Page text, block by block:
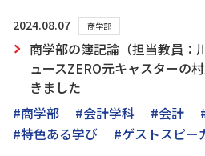
2024.08.07 商学部
商学部の簿記論（担当教員：
ュースZERO元キャスターの
きました
#商学部
#会計学科 #会計
#特色ある学び
#ゲストスピー